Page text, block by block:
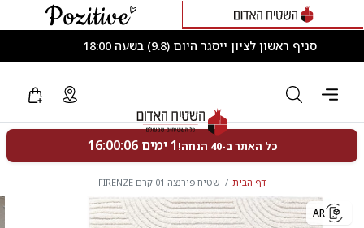
סניף ראשון לציון ייסגר היום (9.8) בשעה 18:00
דף הבית שטיח פירנצה 01 קרם FIRENZE
AR